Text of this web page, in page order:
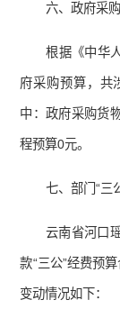
六、政府采
根据《中华
府采购预算，共
中：政府采购货
程预算0元。
七、部门“三
云南省河口
款“三公”经费预
变动情况如下：